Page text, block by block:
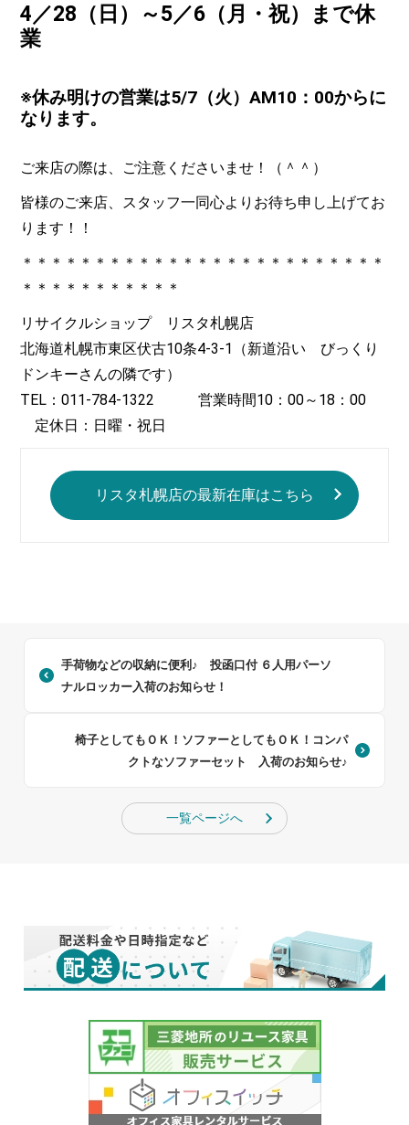
4／28（日）～5／6（月・祝）まで休
業
※休み明けの営業は5/7（火）AM10：00からに
なります。
ご来店の際は、ご注意くださいませ！（＾＾）
皆様のご来店、スタッフ一同心よりお待ち申し上げてお
ります！！
＊＊＊＊＊＊＊＊＊＊＊＊＊＊＊＊＊＊＊＊＊＊＊＊＊
＊＊＊＊＊＊＊＊＊＊＊
リサイクルショップ リスタ札幌店
北海道札幌市東区伏古10条4-3-1（新道沿い びっくり
ドンキーさんの隣です）
TEL：011-784-1322 営業時間10：00～18：00
定休日：日曜・祝日
リスタ札幌店の最新在庫はこちら
手荷物などの収納に便利♪ 投函口付 ６人用パーソ
ナルロッカー入荷のお知らせ！
椅子としてもＯＫ！ソファーとしてもＯＫ！コンパ
クトなソファーセット 入荷のお知らせ♪
一覧ページへ